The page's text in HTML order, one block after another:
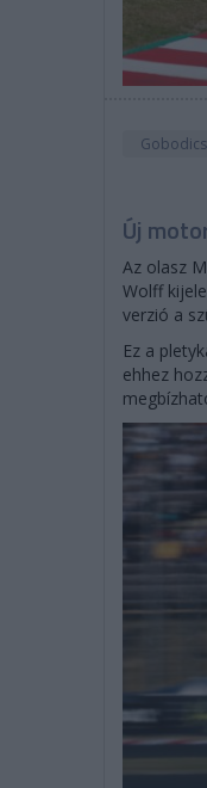
Új
Az olasz
Wolff
verzió a
Ez a
ehhez